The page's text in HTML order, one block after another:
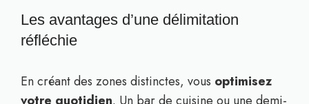
Les avantages d’une délimitation
réfléchie
En créant des zones distinctes, vous optimisez